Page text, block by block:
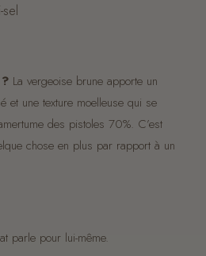
La vergeoise brune apporte un
et une texture moelleuse qui se
des pistoles 70%. C’est
chose en plus par rapport à un
parle pour lui-même.